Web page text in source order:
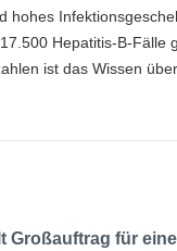
hohes
Hepatitis-B-Fälle
ist das Wissen über
Großauftrag für